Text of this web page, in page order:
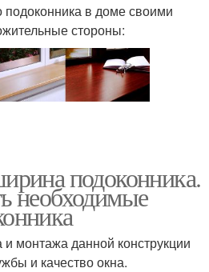
подоконника в доме своими
стороны:
подоконника.
необходимые
и монтажа данной конструкции
и качество окна.